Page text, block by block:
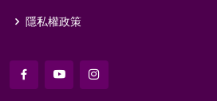
隱私權政策